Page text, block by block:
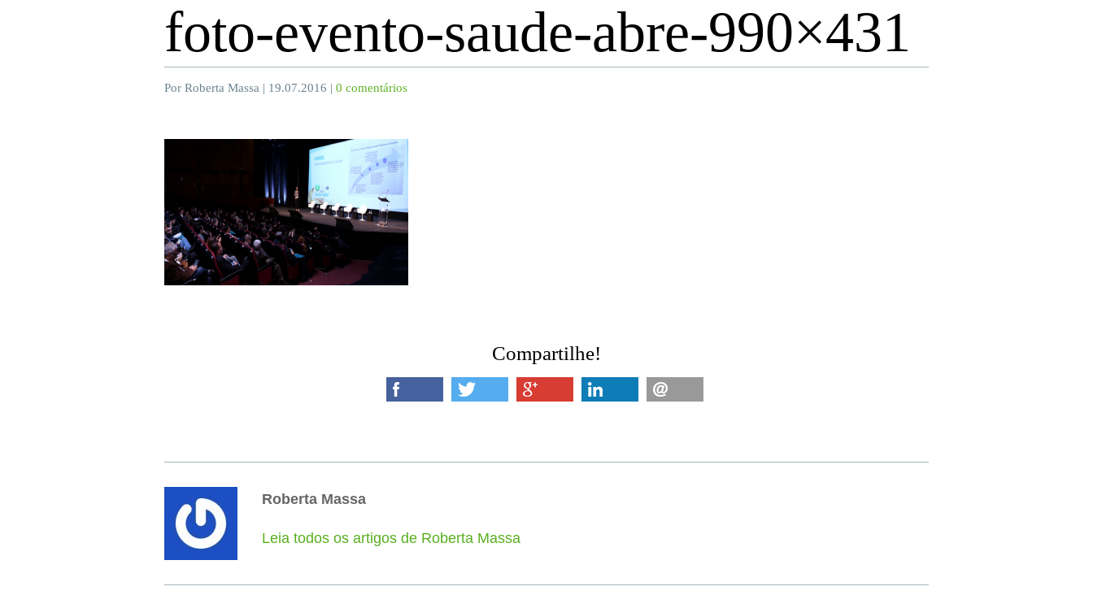
foto-evento-saude-abre-990×431
Por Roberta Massa | 19.07.2016 | 0 comentários
Compartilhe!
Roberta Massa
Leia todos os artigos de Roberta Massa